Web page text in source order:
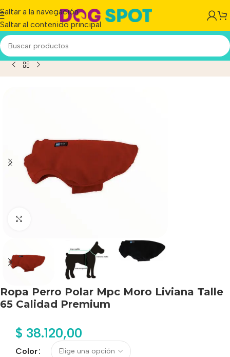
Saltar a la navegación
Saltar al contenido principal
Perro Polar Mpc Moro Liviana Talle 65 Calidad Premium
Ropa Perro Polar Mpc Moro Liviana Talle
65 Calidad Premium
$ 38.120,00
Color